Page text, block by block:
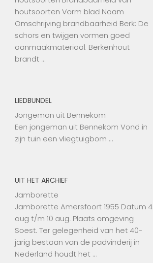
houtsoorten Vorm blad Naam
Omschrijving brandbaarheid Berk: De
schors en twijgen vormen goed
aanmaakmateriaal. Berkenhout
brandt …
LIEDBUNDEL
Jongeman uit Bennekom
Een jongeman uit Bennekom Vond in
zijn tuin een vliegtuigbom …
UIT HET ARCHIEF
Jamborette
Jamborette Amersfoort 1955 Datum 4
aug t/m 10 aug. Plaats omgeving
Soest. Ter gelegenheid van het 40-
jarig bestaan van de padvinderij in
Nederland houdt het …